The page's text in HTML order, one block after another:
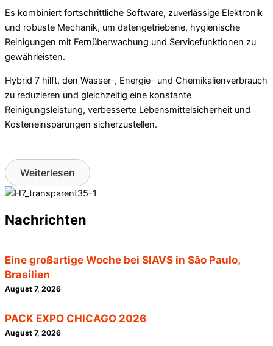
Es kombiniert fortschrittliche Software, zuverlässige Elektronik
und robuste Mechanik, um datengetriebene, hygienische
Reinigungen mit Fernüberwachung und Servicefunktionen zu
gewährleisten.
Hybrid 7 hilft, den Wasser-, Energie- und Chemikalienverbrauch
zu reduzieren und gleichzeitig eine konstante
Reinigungsleistung, verbesserte Lebensmittelsicherheit und
Kosteneinsparungen sicherzustellen.
Weiterlesen
Nachrichten
Eine großartige Woche bei SIAVS in São Paulo,
Brasilien
August 7, 2026
PACK EXPO CHICAGO 2026
August 7, 2026